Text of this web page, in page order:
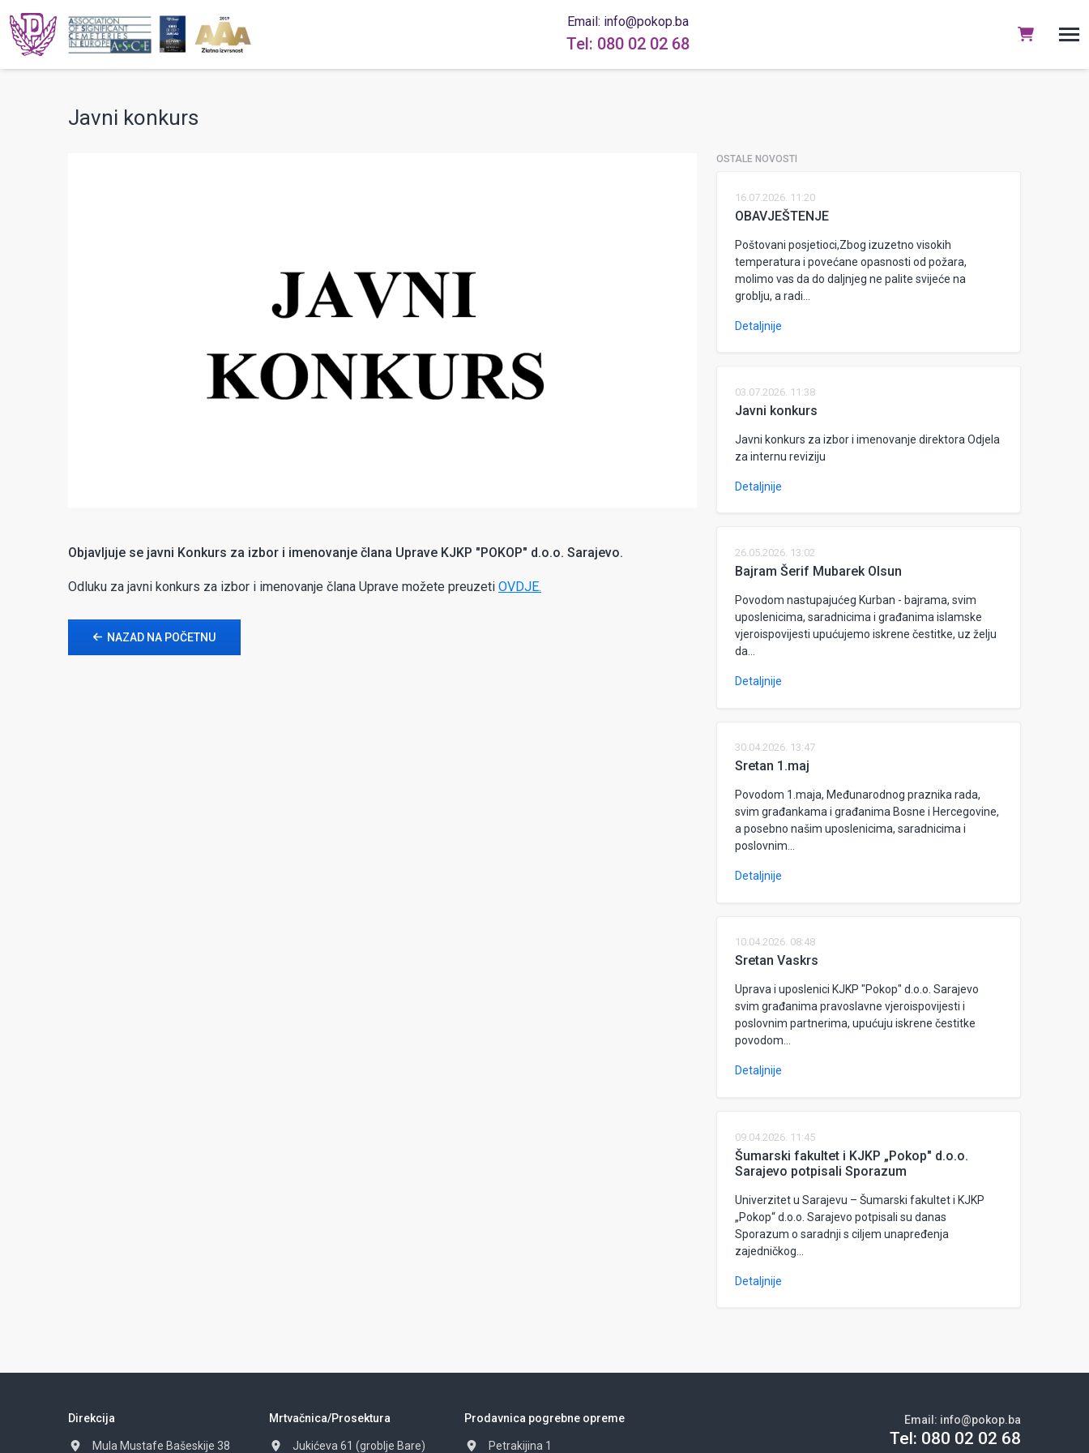
Email: info@pokop.ba
Tel: 080 02 02 68
Javni konkurs
Objavljuje se javni Konkurs za izbor i imenovanje člana Uprave KJKP "POKOP" d.o.o. Sarajevo.
Odluku za javni konkurs za izbor i imenovanje člana Uprave možete preuzeti OVDJE.
NAZAD NA POČETNU
OSTALE NOVOSTI
16.07.2026. 11:20
OBAVJEŠTENJE
Poštovani posjetioci,Zbog izuzetno visokih
temperatura i povećane opasnosti od požara,
molimo vas da do daljnjeg ne palite svijeće na
groblju, a radi...
Detaljnije
03.07.2026. 11:38
Javni konkurs
Javni konkurs za izbor i imenovanje direktora Odjela
za internu reviziju
Detaljnije
26.05.2026. 13:02
Bajram Šerif Mubarek Olsun
Povodom nastupajućeg Kurban - bajrama, svim
uposlenicima, saradnicima i građanima islamske
vjeroispovijesti upućujemo iskrene čestitke, uz želju
da...
Detaljnije
30.04.2026. 13:47
Sretan 1.maj
Povodom 1.maja, Međunarodnog praznika rada,
svim građankama i građanima Bosne i Hercegovine,
a posebno našim uposlenicima, saradnicima i
poslovnim...
Detaljnije
10.04.2026. 08:48
Sretan Vaskrs
Uprava i uposlenici KJKP "Pokop" d.o.o. Sarajevo
svim građanima pravoslavne vjeroispovijesti i
poslovnim partnerima, upućuju iskrene čestitke
povodom...
Detaljnije
09.04.2026. 11:45
Šumarski fakultet i KJKP „Pokop" d.o.o.
Sarajevo potpisali Sporazum
Univerzitet u Sarajevu – Šumarski fakultet i KJKP
„Pokop“ d.o.o. Sarajevo potpisali su danas
Sporazum o saradnji s ciljem unapređenja
zajedničkog...
Detaljnije
Direkcija
Mula Mustafe Bašeskije 38
Mrtvačnica/Prosektura
Jukićeva 61 (groblje Bare)
Prodavnica pogrebne opreme
Petrakijina 1
Email: info@pokop.ba
Tel: 080 02 02 68